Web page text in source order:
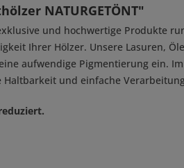
NATURGETÖNT"
und hochwertige Produkte
Ihrer Hölzer. Unsere Lasuren,
aufwendige Pigmentierung ein.
und einfache